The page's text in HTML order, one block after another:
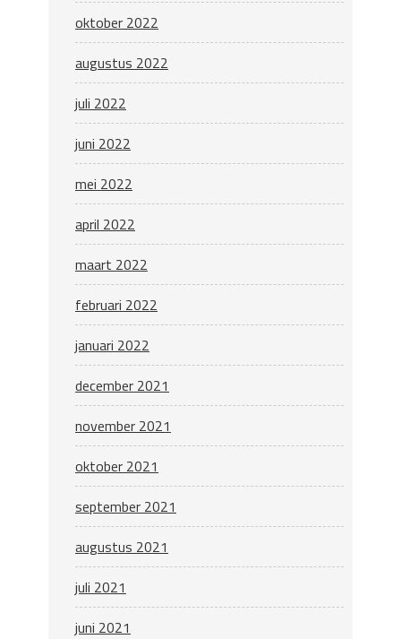
oktober 2022
augustus 2022
juli 2022
juni 2022
mei 2022
april 2022
maart 2022
februari 2022
januari 2022
december 2021
november 2021
oktober 2021
september 2021
augustus 2021
juli 2021
juni 2021